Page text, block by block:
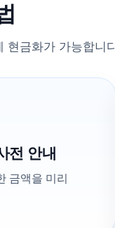
현금화가 가능합니
전 안내
금액을 미리